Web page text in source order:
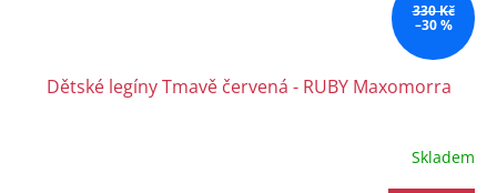
330 Kč
–30 %
Dětské legíny Tmavě červená - RUBY Maxomorra
Skladem